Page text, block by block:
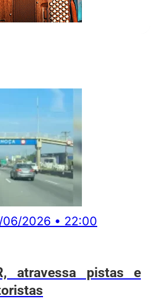
06/2026 • 22:00
atravessa pistas e